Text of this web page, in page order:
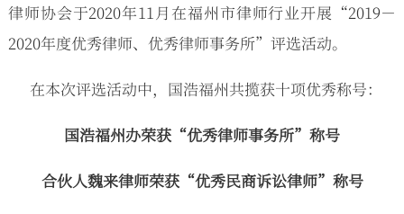
律师协会于2020年11月在福州市律师行业开展“2019－
2020年度优秀律师、优秀律师事务所”评选活动。
在本次评选活动中，国浩福州共揽获十项优秀称号：
国浩福州办荣获“优秀律师事务所”称号
合伙人魏来律师荣获“优秀民商诉讼律师”称号